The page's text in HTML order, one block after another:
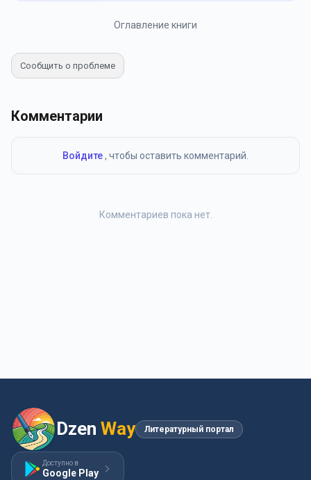
Оглавление книги
Сообщить о проблеме
Комментарии
Войдите, чтобы оставить комментарий.
Комментариев пока нет.
Dzen Way Литературный портал
Доступно в
Google Play